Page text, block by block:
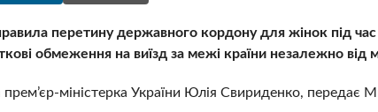
перетину державного кордону для жінок під
обмеження на виїзд за межі країни незалежно від
міністерка України Юлія Свириденко, передає